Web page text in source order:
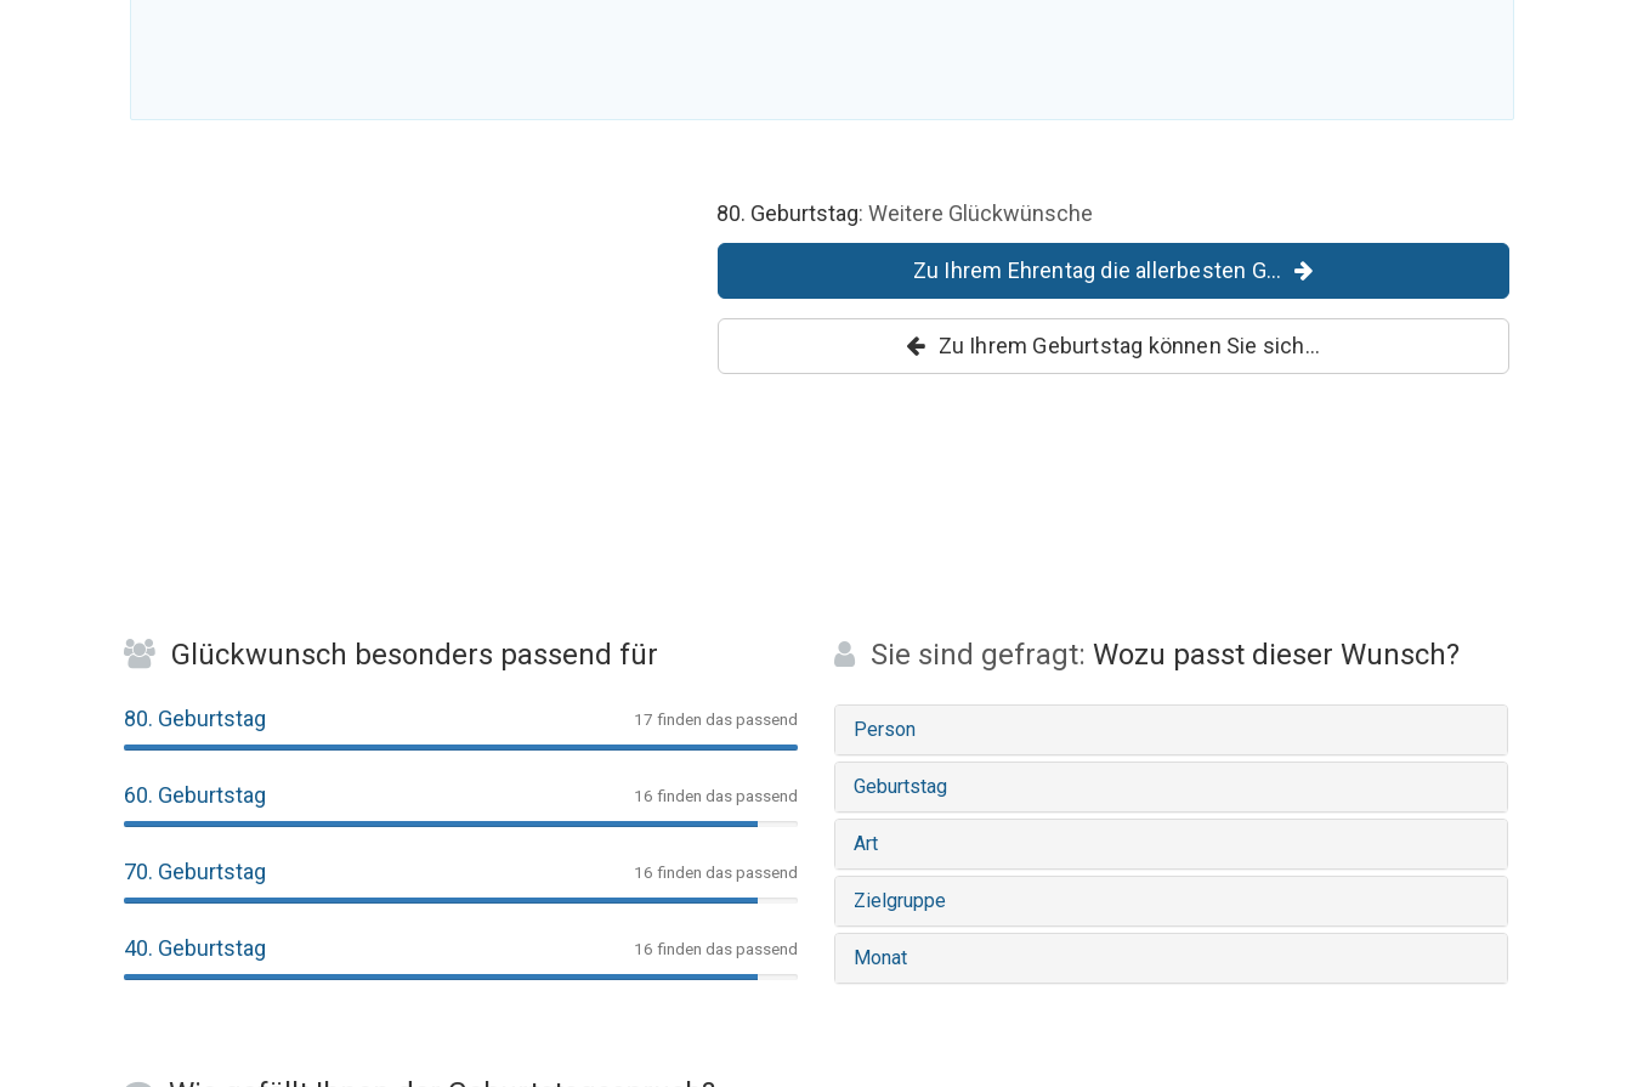
80. Geburtstag: Weitere Glückwünsche
Zu Ihrem Ehrentag die allerbesten G...
Zu Ihrem Geburtstag können Sie sich...
Glückwunsch besonders passend für
80. Geburtstag 17 finden das passend
60. Geburtstag 16 finden das passend
70. Geburtstag 16 finden das passend
40. Geburtstag 16 finden das passend
Sie sind gefragt: Wozu passt dieser Wunsch?
Person
Geburtstag
Art
Zielgruppe
Monat